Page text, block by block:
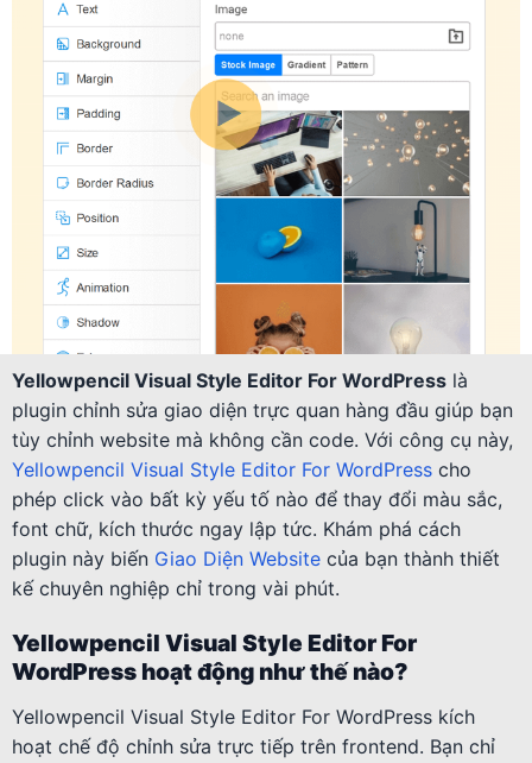
Yellowpencil Visual Style Editor For WordPress là
plugin chỉnh sửa giao diện trực quan hàng đầu giúp bạn
tùy chỉnh website mà không cần code. Với công cụ này,
Yellowpencil Visual Style Editor For WordPress cho
phép click vào bất kỳ yếu tố nào để thay đổi màu sắc,
font chữ, kích thước ngay lập tức. Khám phá cách
plugin này biến Giao Diện Website của bạn thành thiết
kế chuyên nghiệp chỉ trong vài phút.
Yellowpencil Visual Style Editor For
WordPress hoạt động như thế nào?
Yellowpencil Visual Style Editor For WordPress kích
hoạt chế độ chỉnh sửa trực tiếp trên frontend. Bạn chỉ